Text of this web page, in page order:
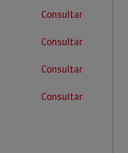
Consultar
Consultar
Consultar
Consultar